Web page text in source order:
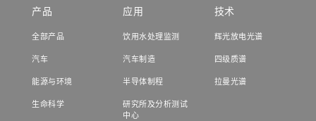
产品
全部产品
汽车
能源与环境
生命科学
应用
饮用水处理监测
汽车制造
半导体制程
研究所及分析测试
中心
技术
辉光放电光谱
四级质谱
拉曼光谱